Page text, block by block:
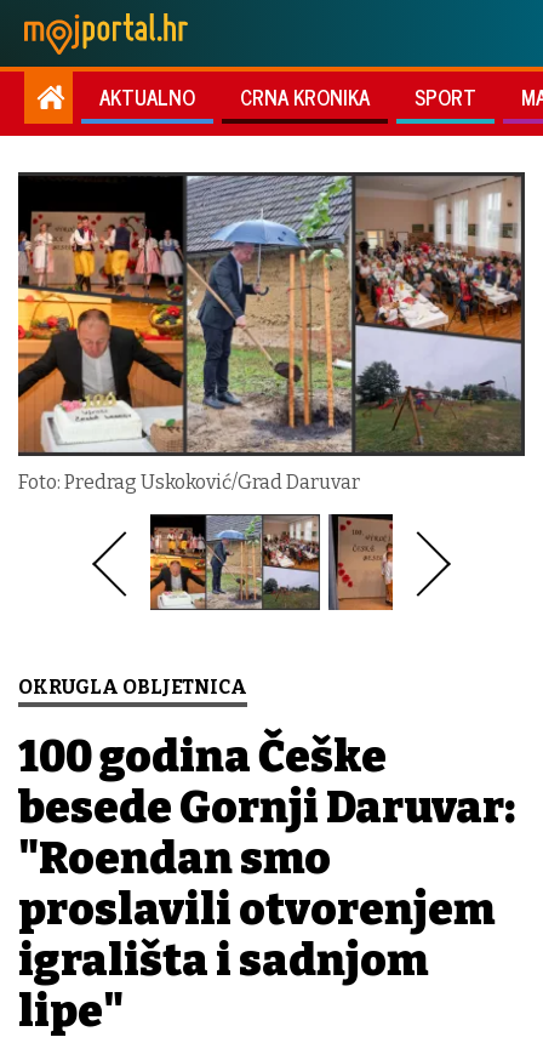
AKTUALNO CRNA KRONIKA SPORT
Foto: Predrag Uskoković/Grad Daruvar
OKRUGLA OBLJETNICA
100 godina Češke
besede Gornji Daruvar:
"Rođendan smo
proslavili otvorenjem
igrališta i sadnjom
lipe"